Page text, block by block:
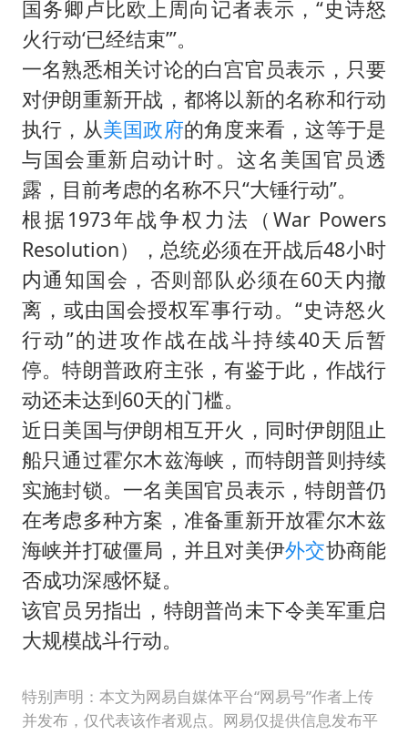
国务卿卢比欧上周向记者表示，“史诗怒
火行动‘已经结束’”。
一名熟悉相关讨论的白宫官员表示，只要
对伊朗重新开战，都将以新的名称和行动
执行，从美国政府的角度来看，这等于是
与国会重新启动计时。这名美国官员透
露，目前考虑的名称不只“大锤行动”。
根据1973年战争权力法（War Powers
Resolution），总统必须在开战后48小时
内通知国会，否则部队必须在60天内撤
离，或由国会授权军事行动。“史诗怒火
行动”的进攻作战在战斗持续40天后暂
停。特朗普政府主张，有鉴于此，作战行
动还未达到60天的门槛。
近日美国与伊朗相互开火，同时伊朗阻止
船只通过霍尔木兹海峡，而特朗普则持续
实施封锁。一名美国官员表示，特朗普仍
在考虑多种方案，准备重新开放霍尔木兹
海峡并打破僵局，并且对美伊外交协商能
否成功深感怀疑。
该官员另指出，特朗普尚未下令美军重启
大规模战斗行动。
特别声明：本文为网易自媒体平台“网易号”作者上传
并发布，仅代表该作者观点。网易仅提供信息发布平